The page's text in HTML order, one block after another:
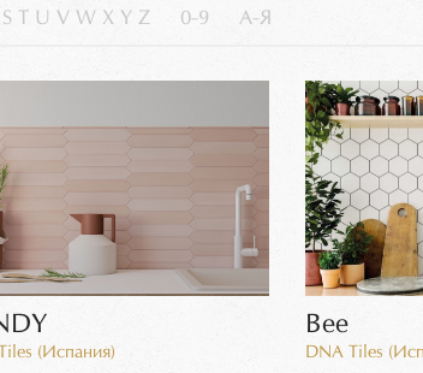
S U V W X Y Z 0-9 А-Я
(Испания)
Bee
DNA Tiles